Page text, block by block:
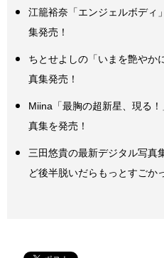
江籠裕奈「エンジェルボディ
集発売！
ちとせよしの「いまを艶やか
真集発売！
Miina「最胸の超新星、現る
真集を発売！
三田悠貴の最新デジタル写真
ど後半脱いだらもっとすごか